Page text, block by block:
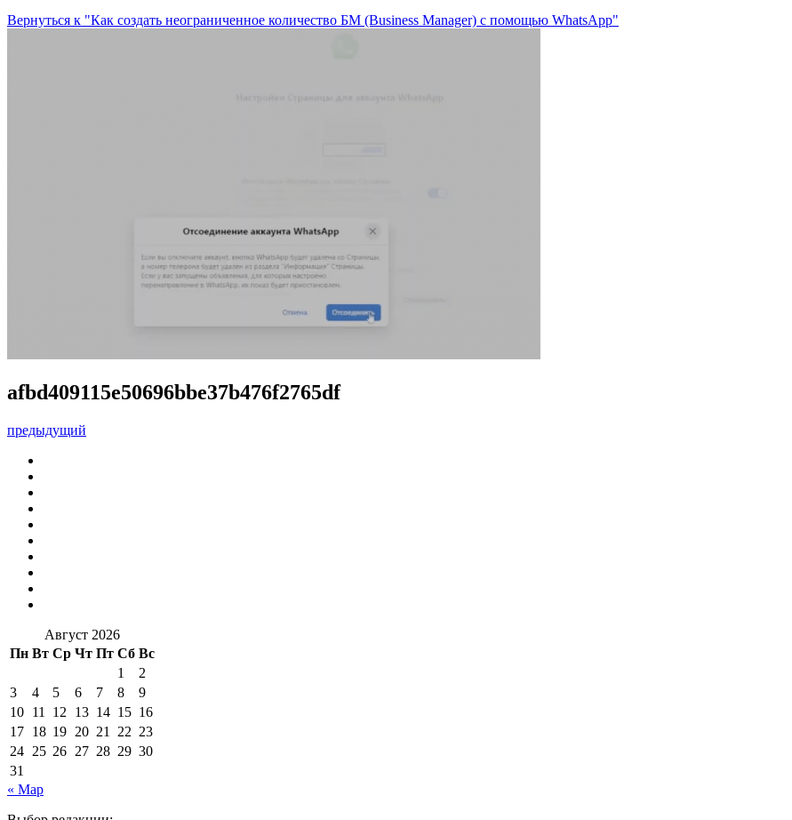
Вернуться к "Как создать неограниченное количество БМ (Business Manager) с помощью WhatsApp"
afbd409115e50696bbe37b476f2765df
предыдущий
Август 2026
Пн Вт Ср Чт Пт Сб Вс
1
2
3
4 5 6 7 8
9
10 11 12 13 14 15 16
17 18 19 20 21 22 23
24 25 26 27 28 29 30
31
« Мар